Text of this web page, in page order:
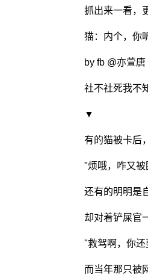
抓出来一看
猫：内个，你
by fb @亦萱唐
社不社死我不
▼
有的猫被卡后
"烦哦，咋又
还有的明明是
却对着铲屎官
"救驾啊，你
而当年那只被